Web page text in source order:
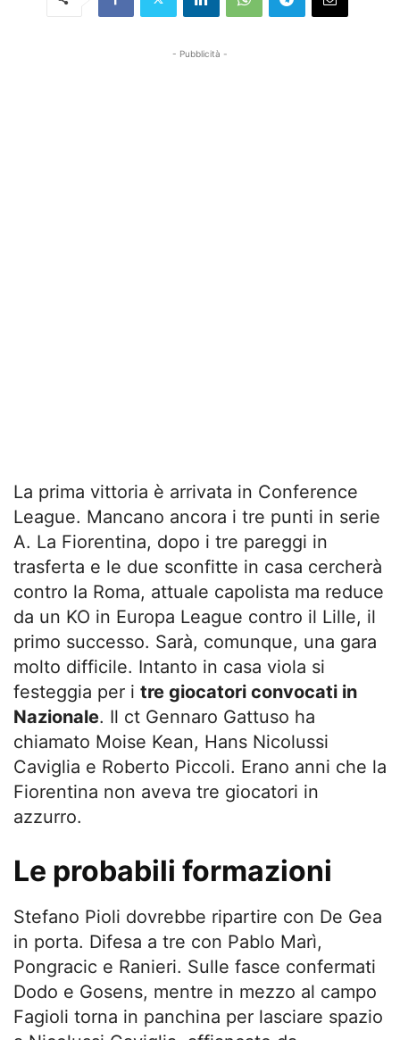
- Pubblicità -
La prima vittoria è arrivata in Conference
League. Mancano ancora i tre punti in serie
A. La Fiorentina, dopo i tre pareggi in
trasferta e le due sconfitte in casa cercherà
contro la Roma, attuale capolista ma reduce
da un KO in Europa League contro il Lille, il
primo successo. Sarà, comunque, una gara
molto difficile. Intanto in casa viola si
festeggia per i tre giocatori convocati in
Nazionale. Il ct Gennaro Gattuso ha
chiamato Moise Kean, Hans Nicolussi
Caviglia e Roberto Piccoli. Erano anni che la
Fiorentina non aveva tre giocatori in
azzurro.
Le probabili formazioni
Stefano Pioli dovrebbe ripartire con De Gea
in porta. Difesa a tre con Pablo Marì,
Pongracic e Ranieri. Sulle fasce confermati
Dodo e Gosens, mentre in mezzo al campo
Fagioli torna in panchina per lasciare spazio